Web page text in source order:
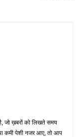
जो ख़बरों को लिखते समय
कमी पेशी नजर आए, तो आप